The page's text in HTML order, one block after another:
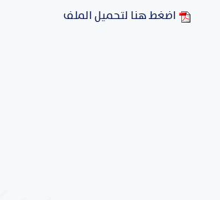
اضغط هنا لتحميل الملف